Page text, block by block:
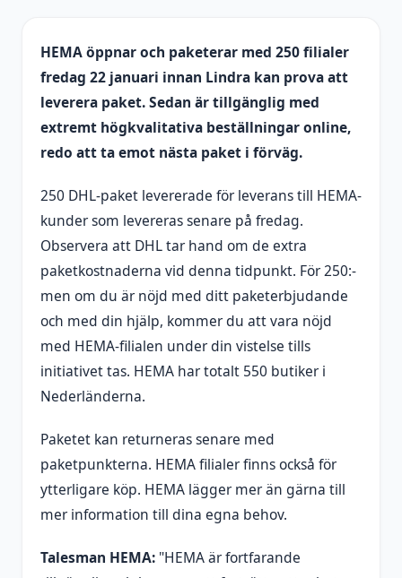
HEMA öppnar och paketerar med 250 filialer
fredag ​​22 januari innan Lindra kan prova att
leverera paket. Sedan är tillgänglig med
extremt högkvalitativa beställningar online,
redo att ta emot nästa paket i förväg.
250 DHL-paket levererade för leverans till HEMA-
kunder som levereras senare på fredag.
Observera att DHL tar hand om de extra
paketkostnaderna vid denna tidpunkt. För 250:-
men om du är nöjd med ditt paketerbjudande
och med din hjälp, kommer du att vara nöjd
med HEMA-filialen under din vistelse tills
initiativet tas. HEMA har totalt 550 butiker i
Nederländerna.
Paketet kan returneras senare med
paketpunkterna. HEMA filialer finns också för
ytterligare köp. HEMA lägger mer än gärna till
mer information till dina egna behov.
Talesman HEMA: "HEMA är fortfarande